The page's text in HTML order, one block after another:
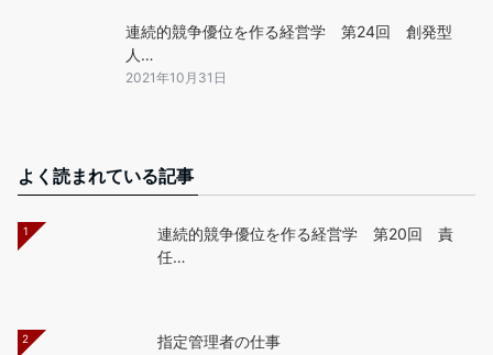
連続的競争優位を作る経営学 第24回 創発型
人…
2021年10月31日
よく読まれている記事
1
連続的競争優位を作る経営学 第20回 責
任…
2 指定管理者の仕事